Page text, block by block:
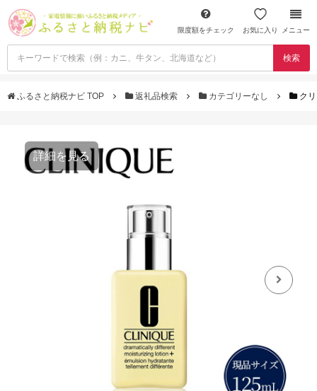
限度額をチェック お気に入り メニュー
検索
ふるさと納税ナビ TOP 返礼品検索 カテゴリーなし ク
詳細を見る